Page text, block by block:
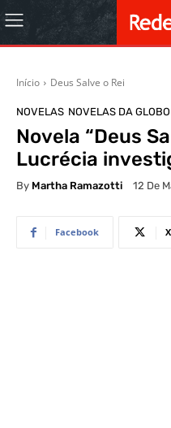
Início Deus Salve o Rei
NOVELAS NOVELAS DA GLOBO
Novela “Deus
Lucrécia
By Martha Ramazotti 12 De
Facebook X